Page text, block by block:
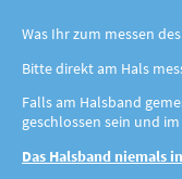
Was Ihr zum messen
Bitte direkt am Hals
Falls am Halsband
geschlossen sein und
Das Halsband niemals